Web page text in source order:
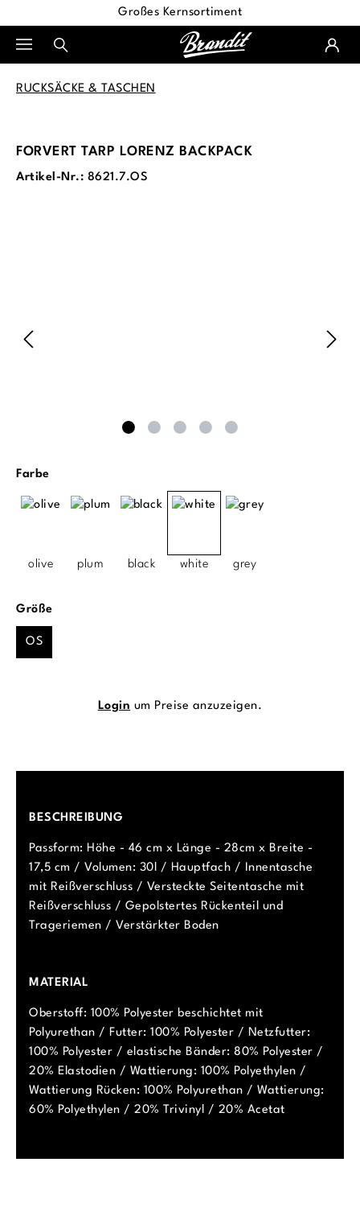
Großes Kernsortiment
RUCKSÄCKE & TASCHEN
FORVERT TARP LORENZ BACKPACK
Artikel-Nr.: 8621.7.OS
Farbeauswählen
olive plum black white grey
Größeauswählen
OS
Login um Preise anzuzeigen.
BESCHREIBUNG
Passform: Höhe - 46 cm x Länge - 28cm x Breite -
17,5 cm / Volumen: 30l / Hauptfach / Innentasche
mit Reißverschluss / Versteckte Seitentasche mit
Reißverschluss / Gepolstertes Rückenteil und
Trageriemen / Verstärkter Boden
MATERIAL
Oberstoff: 100% Polyester beschichtet mit
Polyurethan / Futter: 100% Polyester / Netzfutter:
100% Polyester / elastische Bänder: 80% Polyester /
20% Elastodien / Wattierung: 100% Polyethylen /
Wattierung Rücken: 100% Polyurethan / Wattierung:
60% Polyethylen / 20% Trivinyl / 20% Acetat